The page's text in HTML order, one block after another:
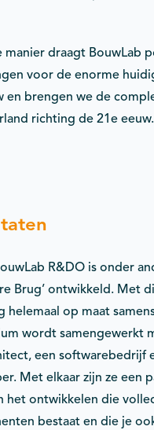
manier draagt BouwLab
voor de enorme
en brengen we de
richting de 21e eeuw.
R&DO is onder
Brug’ ontwikkeld. Met
helemaal op maat
wordt samengewerkt
een softwarebedrijf
Met elkaar zijn ze een
het ontwikkelen die
bestaat en die je